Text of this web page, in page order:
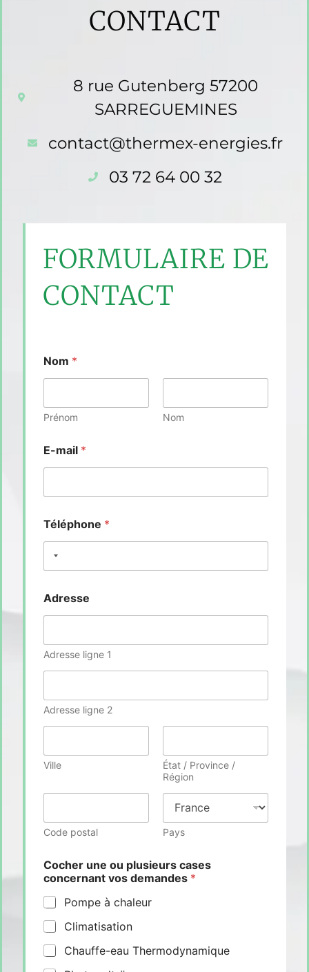
CONTACT
8 rue Gutenberg 57200
SARREGUEMINES
contact@thermex-energies.fr
03 72 64 00 32
FORMULAIRE DE
CONTACT
Nom *
Prénom Nom
E-mail *
Téléphone *
Adresse
Adresse ligne 1
Adresse ligne 2
Ville
État / Province /
Région
Code postal Pays
Cocher une ou plusieurs cases
concernant vos demandes *
Pompe à chaleur
Climatisation
Chauffe-eau Thermodynamique